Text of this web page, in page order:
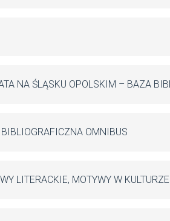
NA ŚLĄSKU OPOLSKIM – BAZA
OMNIBUS
LITERACKIE, MOTYWY W KULTURZE